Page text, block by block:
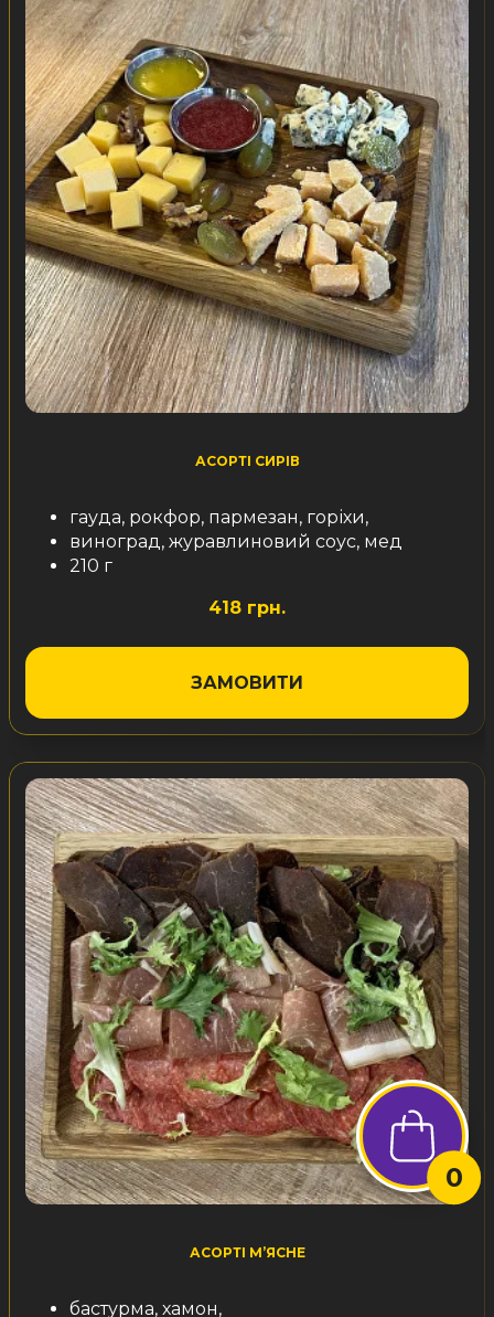
АСОРТІ СИРІВ
гауда, рокфор, пармезан, горіхи,
виноград, журавлиновий соус, мед
210 г
418 грн.
ЗАМОВИТИ
АСОРТІ М’ЯСНЕ
бастурма, хамон,
0